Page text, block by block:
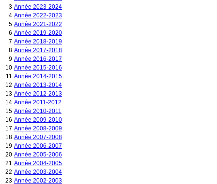
3 Année 2023-2024
4 Année 2022-2023
5 Année 2021-2022
6 Année 2019-2020
7 Année 2018-2019
8 Année 2017-2018
9 Année 2016-2017
10 Année 2015-2016
11 Année 2014-2015
12 Année 2013-2014
13 Année 2012-2013
14 Année 2011-2012
15 Année 2010-2011
16 Année 2009-2010
17 Année 2008-2009
18 Année 2007-2008
19 Année 2006-2007
20 Année 2005-2006
21 Année 2004-2005
22 Année 2003-2004
23 Année 2002-2003